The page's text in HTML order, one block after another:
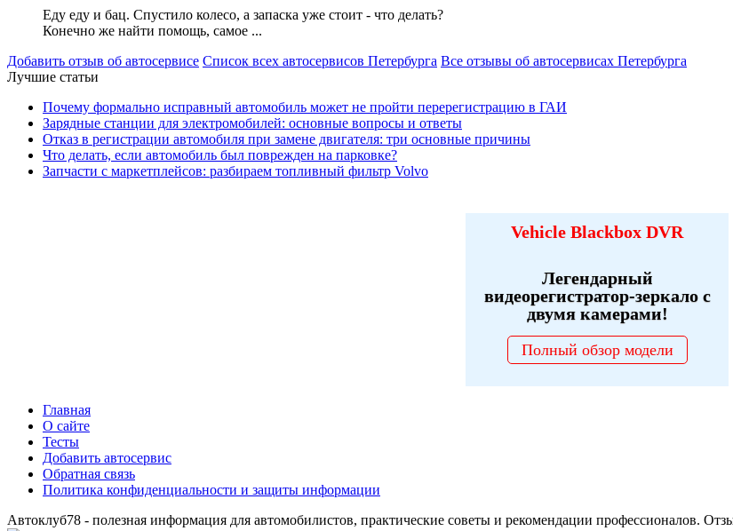
Еду еду и бац. Спустило колесо, а запаска уже стоит - что делать?
Конечно же найти помощь, самое ...
Добавить отзыв об автосервисе Список всех автосервисов Петербурга Все отзывы об автосервисах Петербурга
Лучшие статьи
Почему формально исправный автомобиль может не пройти перерегистрацию в ГАИ
Зарядные станции для электромобилей: основные вопросы и ответы
Отказ в регистрации автомобиля при замене двигателя: три основные причины
Что делать, если автомобиль был поврежден на парковке?
Запчасти с маркетплейсов: разбираем топливный фильтр Volvo
Vehicle Blackbox DVR
Легендарный
видеорегистратор-зеркало с
двумя камерами!
Полный обзор модели
Главная
О сайте
Тесты
Добавить автосервис
Обратная связь
Политика конфиденциальности и защиты информации
Автоклуб78 - полезная информация для автомобилистов, практические советы и рекомендации профессионалов.